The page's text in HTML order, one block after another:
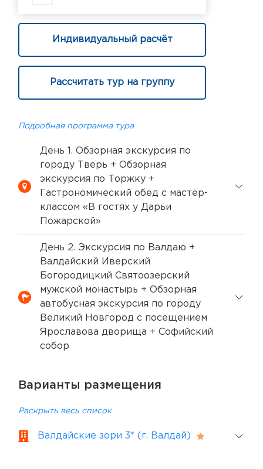
Индивидуальный расчёт
Рассчитать тур на группу
Подробная программа тура
День 1. Обзорная экскурсия по
городу Тверь + Обзорная
экскурсия по Торжку +
Гастрономический обед с мастер-
классом «В гостях у Дарьи
Пожарской»
День 2. Экскурсия по Валдаю +
Валдайский Иверский
Богородицкий Святоозерский
мужской монастырь + Обзорная
автобусная экскурсия по городу
Великий Новгород с посещением
Ярославова дворища + Софийский
собор
Варианты размещения
Раскрыть весь список
Валдайские зори 3* (г. Валдай)